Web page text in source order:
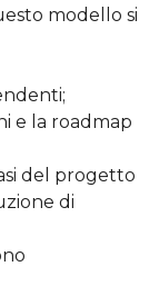
modello si
e la roadmap
del progetto
di